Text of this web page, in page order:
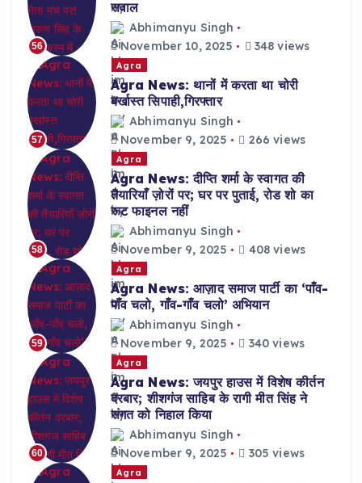
56
सवाल
Abhimanyu Singh
November 10, 2025
348 views
57
Agra
Agra News: थानों में करता था चोरी
बर्खास्त सिपाही,गिरफ्तार
Abhimanyu Singh
November 9, 2025
266 views
58
Agra
Agra News: दीप्ति शर्मा के स्वागत की
तैयारियाँ ज़ोरों पर; घर पर पुताई, रोड शो का
रूट फाइनल नहीं
Abhimanyu Singh
November 9, 2025
408 views
59
Agra
Agra News: आज़ाद समाज पार्टी का ‘पाँव-
पाँव चलो, गाँव-गाँव चलो’ अभियान
Abhimanyu Singh
November 9, 2025
340 views
60
Agra
Agra News: जयपुर हाउस में विशेष कीर्तन
दरबार; शीशगंज साहिब के रागी मीत सिंह ने
संगत को निहाल किया
Abhimanyu Singh
November 9, 2025
305 views
Agra